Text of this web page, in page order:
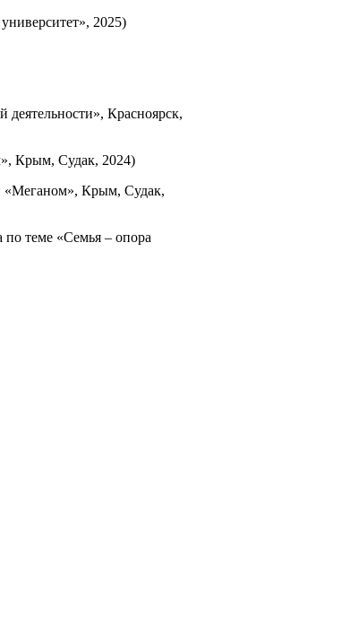
2025)
деятельности», Красноярск,
Крым, Судак, 2024)
«Меганом», Крым, Судак,
по теме «Семья – опора